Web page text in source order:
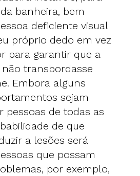
banheira, bem
deficiente visual
próprio dedo em vez
para garantir que a
transbordasse
Embora alguns
sejam
pessoas de todas as
de que
a lesões será
que possam
por exemplo,